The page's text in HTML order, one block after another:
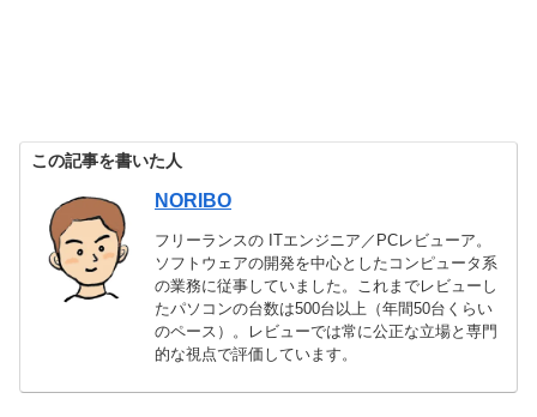
この記事を書いた人
NORIBO
フリーランスの ITエンジニア／PCレビューア。
ソフトウェアの開発を中心としたコンピュータ系
の業務に従事していました。これまでレビューし
たパソコンの台数は500台以上（年間50台くらい
のペース）。レビューでは常に公正な立場と専門
的な視点で評価しています。